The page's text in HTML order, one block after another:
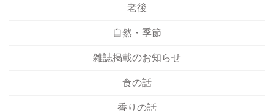
老後
自然・季節
雑誌掲載のお知らせ
食の話
香りの話